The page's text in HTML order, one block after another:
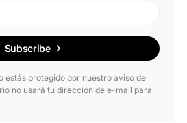
Subscribe
estás protegido por nuestro aviso de
no usará tu dirección de e-mail para